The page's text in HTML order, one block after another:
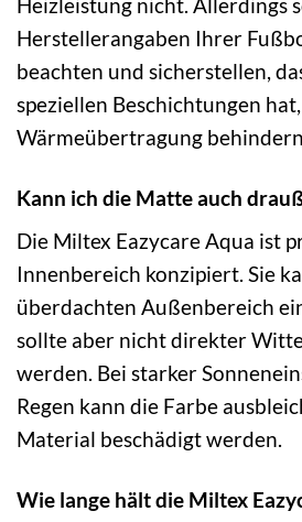
Herstellerangaben Ihrer
beachten und sicherstellen,
speziellen Beschichtungen
Wärmeübertragung
Kann ich die Matte auch
Die Miltex Eazycare Aqua ist
Innenbereich konzipiert. Sie
überdachten Außenbereich
sollte aber nicht direkter
werden. Bei starker
Regen kann die Farbe
Material beschädigt werden.
Wie lange hält die Miltex